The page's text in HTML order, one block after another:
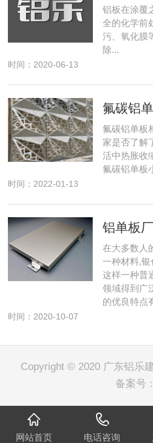
铝板在涂覆
全的化学前
污、氧化膜
除...
时间：2020-06-13
氟碳铝
氟碳铝单板
家是否了解
活中热胀收
氟碳铝单板
时间：2022-01-13
在大多数人
一种材料,
这样一种普
领域得到广
的优良特点
时间：2020-10-07
Copyright © 2020 广东铝乐
备案号：
网站首页 电话咨询